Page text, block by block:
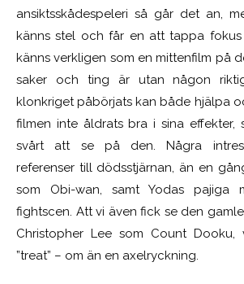
ansiktsskådespeleri så går det an,
känns stel och får en att tappa fokus
känns verkligen som en mittenfilm på
saker och ting är utan någon
klonkriget påbörjats kan både hjälpa
filmen inte åldrats bra i sina effekter,
svårt att se på den. Några
referenser till dödsstjärnan, än en
som Obi-wan, samt Yodas pajiga
fightscen. Att vi även fick se den
Christopher Lee som Count
”treat” – om än en axelryckning.